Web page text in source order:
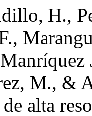
H.,
M., &
alta